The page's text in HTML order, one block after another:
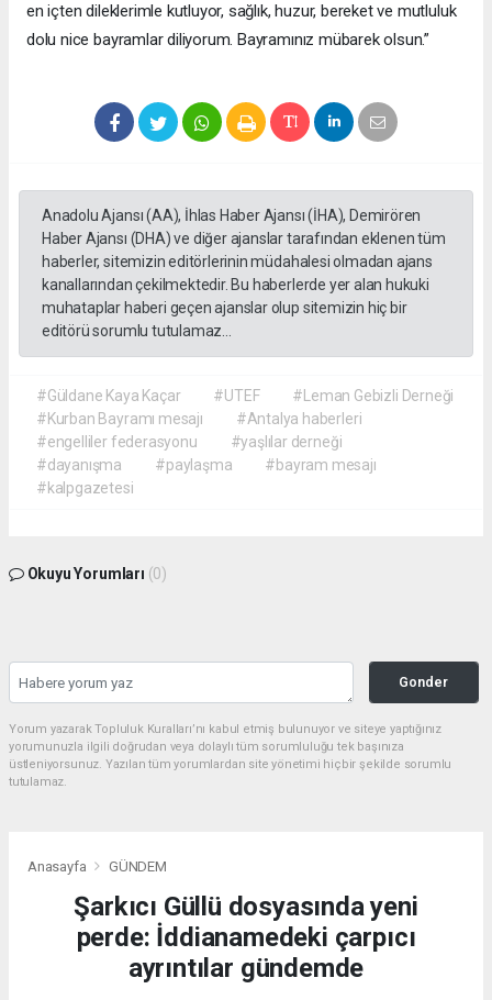
en içten dileklerimle kutluyor, sağlık, huzur, bereket ve mutluluk
dolu nice bayramlar diliyorum. Bayramınız mübarek olsun.”
Anadolu Ajansı (AA), İhlas Haber Ajansı (İHA), Demirören
Haber Ajansı (DHA) ve diğer ajanslar tarafından eklenen tüm
haberler, sitemizin editörlerinin müdahalesi olmadan ajans
kanallarından çekilmektedir. Bu haberlerde yer alan hukuki
muhataplar haberi geçen ajanslar olup sitemizin hiç bir
editörü sorumlu tutulamaz...
#Güldane Kaya Kaçar #UTEF
#Leman Gebizli Derneği
#Kurban Bayramı mesajı
#Antalya haberleri
#engelliler federasyonu
#yaşlılar derneği
#dayanışma
#paylaşma
#bayram mesajı
#kalpgazetesi
Okuyu Yorumları (0)
Gonder
Yorum yazarak Topluluk Kuralları’nı kabul etmiş bulunuyor ve siteye yaptığınız
yorumunuzla ilgili doğrudan veya dolaylı tüm sorumluluğu tek başınıza
üstleniyorsunuz. Yazılan tüm yorumlardan site yönetimi hiçbir şekilde sorumlu
tutulamaz.
Anasayfa GÜNDEM
Şarkıcı Güllü dosyasında yeni
perde: İddianamedeki çarpıcı
ayrıntılar gündemde